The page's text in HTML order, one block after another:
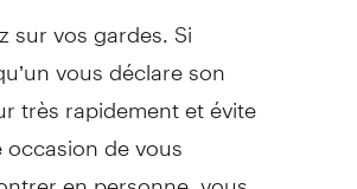
sur vos gardes. Si
vous déclare son
très rapidement et évite
de vous
en personne, vous